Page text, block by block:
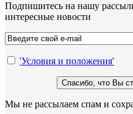
Подпишитесь на нашу
интересные новости
'Условия и положения'
Мы не рассылаем спам и